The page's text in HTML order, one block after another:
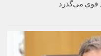
قوی می‌گذرد